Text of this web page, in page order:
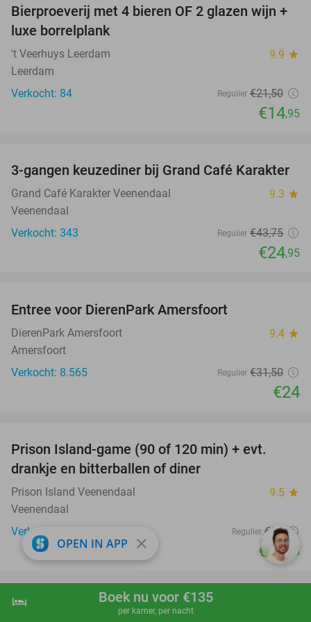
shopping_cart Boek nu
hotel Boek nu voor €135
per kamer, per nacht
30%
Bierproeverij met 4 bieren OF 2 glazen wijn +
luxe borrelplank
't Veerhuys Leerdam 9.9 star
Leerdam
Verkocht: 84
Regulier €21,50
€14,95
43%
3-gangen keuzediner bij Grand Café Karakter
Grand Café Karakter Veenendaal 9.3 star
Veenendaal
Verkocht: 343
Regulier €43,75
€24,95
Entree voor DierenPark Amersfoort
DierenPark Amersfoort 9.4 star
Amersfoort
Verkocht: 8.565
Regulier €31,50
€24
Prison Island-game (90 of 120 min) + evt.
drankje en bitterballen of diner
Prison Island Veenendaal 9.5 star
Veenendaal
Verkocht: 799
Regulier €36
€23,95
Overnachting voor 2 + bitterballen en ontbijt in
OPEN IN APP close